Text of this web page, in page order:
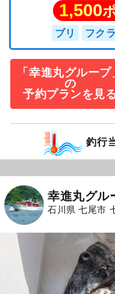
1,500
ブリ フク
「幸進丸グループ
の
予約プランを見
釣行
幸進丸グル
石川県 七尾市